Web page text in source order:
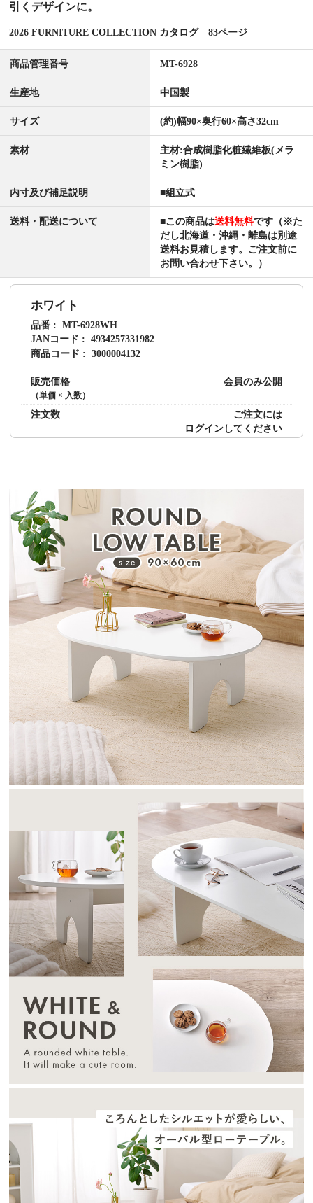
引くデザインに。
2026 FURNITURE COLLECTION カタログ 83ページ
商品管理番号 MT-6928
生産地 中国製
サイズ (約)幅90×奥行60×高さ32cm
素材
主材:合成樹脂化粧繊維板(メラ
ミン樹脂)
内寸及び補足説明 ■組立式
送料・配送について ■この商品は送料無料です（※た
だし北海道・沖縄・離島は別途
送料お見積します。ご注文前に
お問い合わせ下さい。）
ホワイト
品番
MT-6928WH
JANコード
4934257331982
商品コード
3000004132
販売価格
（単価 × 入数）
会員のみ公開
注文数
ご注文には
ログインしてください